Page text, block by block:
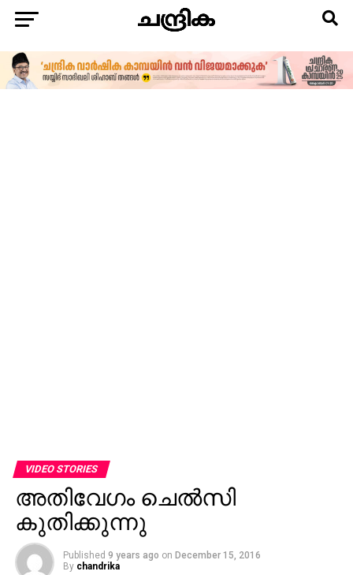
VIDEO STORIES
അതിവേഗം ചെല്‍സി
കുതിക്കുന്നു
Published 9 years ago on December 15, 2016
By chandrika